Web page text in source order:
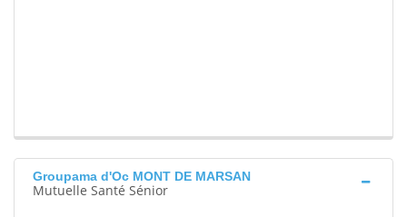
Groupama d'Oc MONT DE MARSAN
Mutuelle Santé Sénior